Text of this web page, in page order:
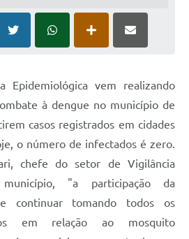
Epidemiológica vem realizando
à dengue no município de
casos registrados em cidades
o número de infectados é zero.
chefe do setor de Vigilância
"a participação da
continuar tomando todos os
em relação ao mosquito